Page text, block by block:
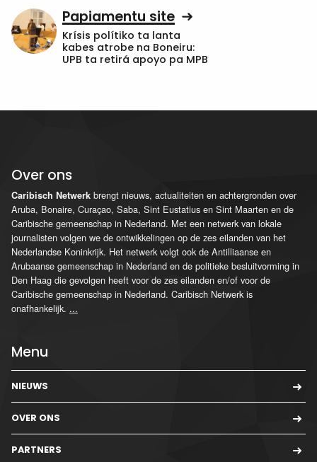
Papiamentu site
Krísis polítiko ta lanta
kabes atrobe na Boneiru:
UPB ta retirá apoyo pa MPB
Over ons
Caribisch Netwerk brengt nieuws, actualiteiten en achtergronden over
Aruba, Bonaire, Curaçao, Saba, Sint Eustatius en Sint Maarten en de
Caribische gemeenschap in Nederland. Met een netwerk van lokale
journalisten volgen we de ontwikkelingen op de zes eilanden van het
Nederlandse Koninkrijk. Het netwerk volgt ook de Antilliaanse en
Arubaanse gemeenschap in Nederland en de politieke besluitvorming in
Den Haag die gevolgen heeft voor de zes eilanden en/of voor de
Caribische gemeenschap in Nederland. Caribisch Netwerk is
onafhankelijk. ...
Menu
NIEUWS
OVER ONS
PARTNERS